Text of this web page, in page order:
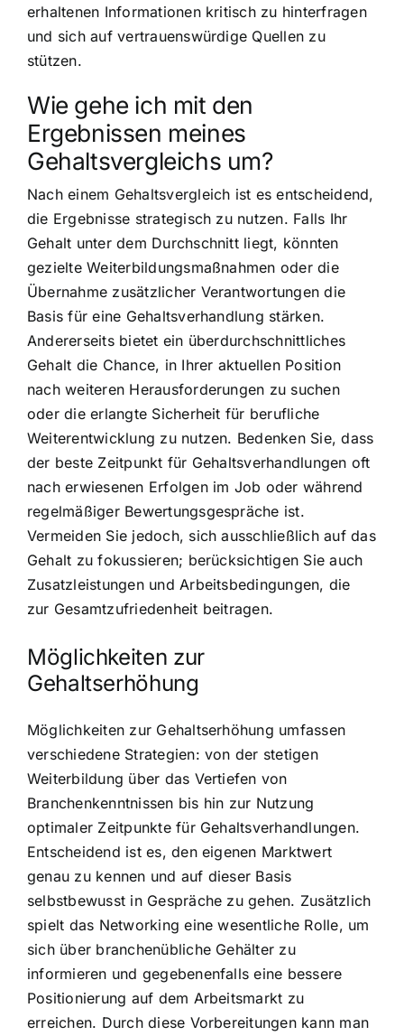
erhaltenen Informationen kritisch zu hinterfragen
und sich auf vertrauenswürdige Quellen zu
stützen.
Wie gehe ich mit den
Ergebnissen meines
Gehaltsvergleichs um?
Nach einem Gehaltsvergleich ist es entscheidend,
die Ergebnisse strategisch zu nutzen. Falls Ihr
Gehalt unter dem Durchschnitt liegt, könnten
gezielte Weiterbildungsmaßnahmen oder die
Übernahme zusätzlicher Verantwortungen die
Basis für eine Gehaltsverhandlung stärken.
Andererseits bietet ein überdurchschnittliches
Gehalt die Chance, in Ihrer aktuellen Position
nach weiteren Herausforderungen zu suchen
oder die erlangte Sicherheit für berufliche
Weiterentwicklung zu nutzen. Bedenken Sie, dass
der beste Zeitpunkt für Gehaltsverhandlungen oft
nach erwiesenen Erfolgen im Job oder während
regelmäßiger Bewertungsgespräche ist.
Vermeiden Sie jedoch, sich ausschließlich auf das
Gehalt zu fokussieren; berücksichtigen Sie auch
Zusatzleistungen und Arbeitsbedingungen, die
zur Gesamtzufriedenheit beitragen.
Möglichkeiten zur
Gehaltserhöhung
Möglichkeiten zur Gehaltserhöhung umfassen
verschiedene Strategien: von der stetigen
Weiterbildung über das Vertiefen von
Branchenkenntnissen bis hin zur Nutzung
optimaler Zeitpunkte für Gehaltsverhandlungen.
Entscheidend ist es, den eigenen Marktwert
genau zu kennen und auf dieser Basis
selbstbewusst in Gespräche zu gehen. Zusätzlich
spielt das Networking eine wesentliche Rolle, um
sich über branchenübliche Gehälter zu
informieren und gegebenenfalls eine bessere
Positionierung auf dem Arbeitsmarkt zu
erreichen. Durch diese Vorbereitungen kann man